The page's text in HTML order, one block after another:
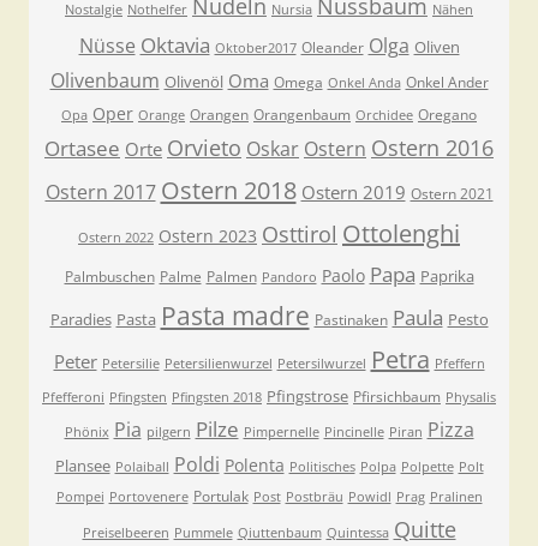
Nostalgie Nothelfer Nursia Nussbaum Nähen
Nüsse Oktavia Oktober2017 Oleander Olga Oliven
Olivenbaum Olivenöl Oma Omega Onkel Anda Onkel Ander
Opa Oper Orange Orangen Orangenbaum Orchidee Oregano
Ortasee Orte Orvieto Oskar Ostern Ostern 2016
Ostern 2017 Ostern 2018 Ostern 2019 Ostern 2021
Ostern 2022 Ostern 2023 Osttirol Ottolenghi
Palmbuschen Palme Palmen Pandoro Paolo Papa Paprika
Paradies Pasta Pasta madre Pastinaken Paula Pesto
Peter Petersilie Petersilienwurzel Petersilwurzel Petra Pfeffern
Pfefferoni Pfingsten Pfingsten 2018 Pfingstrose Pfirsichbaum Physalis
Phönix Pia pilgern Pilze Pimpernelle Pincinelle Piran Pizza
Plansee Polaiball Poldi Polenta Politisches Polpa Polpette Polt
Pompei Portovenere Portulak Post Postbräu Powidl Prag Pralinen
Preiselbeeren Pummele Qiuttenbaum Quintessa Quitte